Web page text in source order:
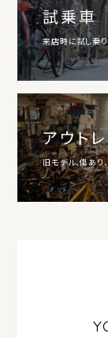
試乗車
来店時に試し乗
アウト
旧モデル、傷あ